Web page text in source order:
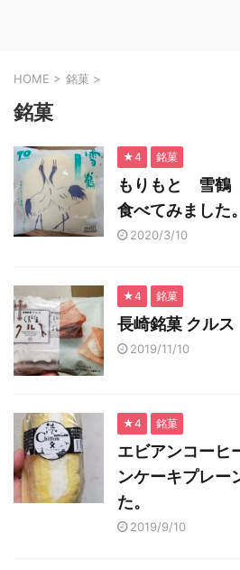
HOME > 銘菓 >
銘菓
★4 銘菓
もりもと 雪
食べてみました。
2020/3/10
★4 銘菓
長崎銘菓 クル
2019/11/10
★4 銘菓
エビアンコー
ンケーキプレ
た。
2019/9/10